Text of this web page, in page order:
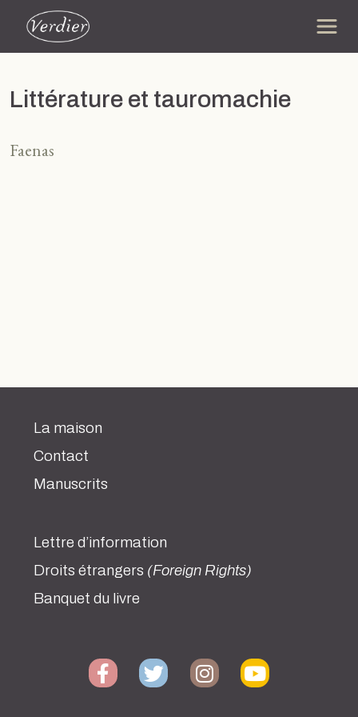
Littérature et tauromachie
Faenas
La maison
Contact
Manuscrits
Lettre d’information
Droits étrangers (Foreign Rights)
Banquet du livre